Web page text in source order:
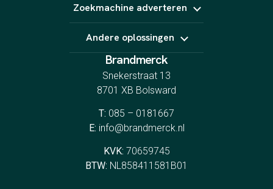
Webshop laten maken
Landingspagina's
CRO
Zoekmachine adverteren
Bing Ads
YouTube Ads
Andere oplossingen
Indeed
Spotify
Brandmerck
Snekerstraat 13
8701 XB Bolsward
T: 085 – 0181667
E: info@brandmerck.nl
KVK: 70659745
BTW: NL858411581B01